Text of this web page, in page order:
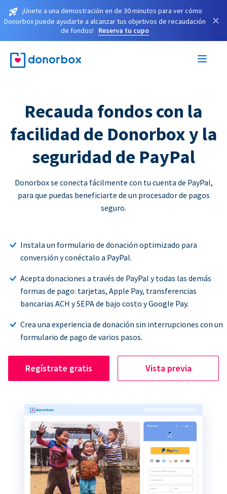
¡Únete a una demostración en de 30 minutos para ver cómo
Donorbox puede ayudarte a alcanzar tus objetivos de recaudación
de fondos!
Reserva tu cupo
×
Recauda fondos con la
facilidad de Donorbox y la
seguridad de PayPal
Donorbox se conecta fácilmente con tu cuenta de PayPal,
para que puedas beneficiarte de un procesador de pagos
seguro.
Instala un formulario de donación optimizado para
conversión y conéctalo a PayPal.
Acepta donaciones a través de PayPal y todas las demás
formas de pago: tarjetas, Apple Pay, transferencias
bancarias ACH y SEPA de bajo costo y Google Pay.
Crea una experiencia de donación sin interrupciones con un
formulario de pago de varios pasos.
Regístrate gratis Vista previa